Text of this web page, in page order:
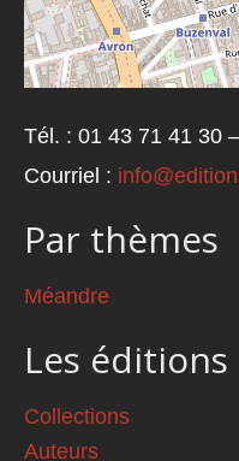
Tél. : 01 43 71 41 30
Courriel :
Par thèmes
Méandre
Les éditions
Collections
Auteurs